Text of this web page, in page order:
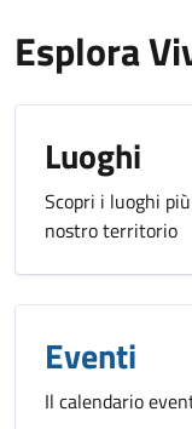
Esplora
Luoghi
Scopri i luoghi
nostro territorio
Eventi
Il calendario